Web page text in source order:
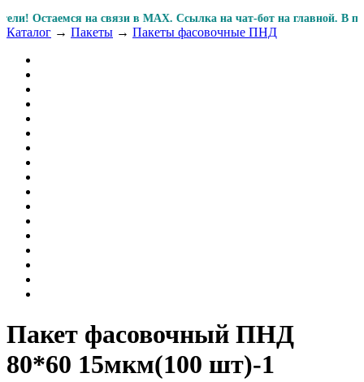
Остаемся на связи в MAX. Ссылка на чат-бот на
Каталог → Пакеты → Пакеты фасовочные ПНД
Пакет фасовочный ПНД
80*60 15мкм(100 шт)-1